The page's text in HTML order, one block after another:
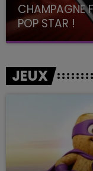
CHAMPAGNE
POP STAR !
Toute la
JEUX